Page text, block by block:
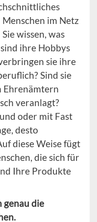
im Netz
wissen, was
ihre Hobbys
sie ihre
Sind sie
Ehrenämtern
veranlagt?
oder mit Fast
desto
diese Weise fügt
die sich für
Ihre Produkte
genau die